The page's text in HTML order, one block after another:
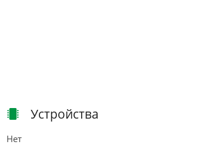
Устройства
Нет